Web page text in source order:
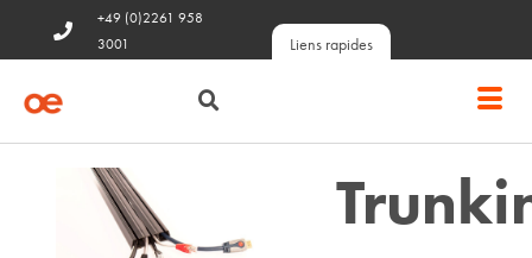
+49 (0)2261 958
3001
Liens rapides